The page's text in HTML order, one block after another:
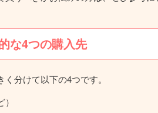
な4つの購入先
分けて以下の4つです。